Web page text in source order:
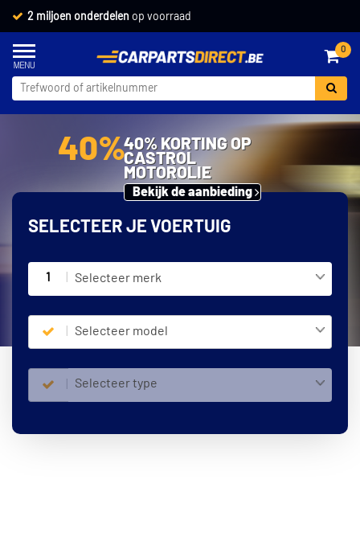
2 miljoen onderdelen op voorraad
0
40% KORTING OP
CASTROL
MOTOROLIE
Bekijk de aanbieding
40%
SELECTEER JE VOERTUIG
1 Selecteer merk
Selecteer model
Selecteer type